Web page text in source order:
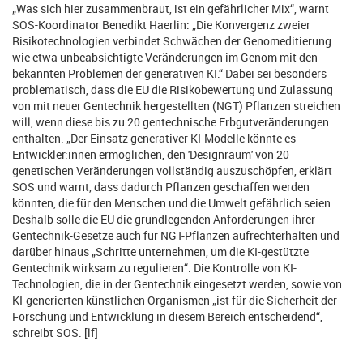
„Was sich hier zusammenbraut, ist ein gefährlicher Mix“, warnt
SOS-Koordinator Benedikt Haerlin: „Die Konvergenz zweier
Risikotechnologien verbindet Schwächen der Genomeditierung
wie etwa unbeabsichtigte Veränderungen im Genom mit den
bekannten Problemen der generativen KI.“ Dabei sei besonders
problematisch, dass die EU die Risikobewertung und Zulassung
von mit neuer Gentechnik hergestellten (NGT) Pflanzen streichen
will, wenn diese bis zu 20 gentechnische Erbgutveränderungen
enthalten. „Der Einsatz generativer KI-Modelle könnte es
Entwickler:innen ermöglichen, den 'Designraum' von 20
genetischen Veränderungen vollständig auszuschöpfen, erklärt
SOS und warnt, dass dadurch Pflanzen geschaffen werden
könnten, die für den Menschen und die Umwelt gefährlich seien.
Deshalb solle die EU die grundlegenden Anforderungen ihrer
Gentechnik-Gesetze auch für NGT-Pflanzen aufrechterhalten und
darüber hinaus „Schritte unternehmen, um die KI-gestützte
Gentechnik wirksam zu regulieren“. Die Kontrolle von KI-
Technologien, die in der Gentechnik eingesetzt werden, sowie von
KI-generierten künstlichen Organismen „ist für die Sicherheit der
Forschung und Entwicklung in diesem Bereich entscheidend“,
schreibt SOS. [lf]